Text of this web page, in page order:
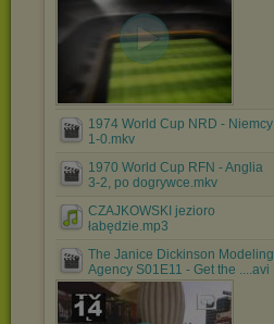
1974 World Cup NRD - Niemcy
1-0.mkv
1970 World Cup RFN - Anglia
3-2, po dogrywce.mkv
CZAJKOWSKI jezioro
łabędzie.mp3
The Janice Dickinson Modeling
Agency S01E11 - Get the ....avi